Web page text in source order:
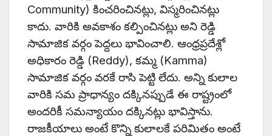
Community) కించరించినట్లు, విస్మరించినట్లు
కాదు. వారికి అవకాశం కల్పించినట్లు అని రెడ్డి
సామాజిక వర్గం పెద్దలు భావించాలి. ఆంధ్రప్రదేశ్లో
అధికారం రెడ్డి (Reddy), కమ్మ (Kamma)
సామాజిక వర్గం వరకే రాసి పెట్టి లేదు. అన్ని కులాల
వారికి సమ ప్రాధాన్యం దక్కినప్పుడే ఈ రాష్ట్రంలో
అందరికీ సమన్యాయం దక్కినట్లు భావిస్తాను.
రాజకీయాలు అంటే కొన్ని కులాలకే పరిమితం అంటే